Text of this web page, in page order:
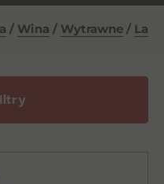
/ Wina / Wytrawne / La